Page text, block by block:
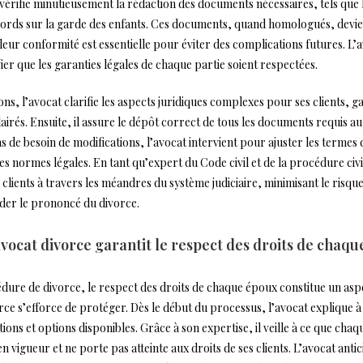
minutieusement la rédaction des documents nécessaires, tels
sur la garde des enfants. Ces documents, quand homologués,
conformité est essentielle pour éviter des complications futures.
que les garanties légales de chaque partie soient respectées.
l’avocat clarifie les aspects juridiques complexes pour ses clients,
Ensuite, il assure le dépôt correct de tous les documents requis
de besoin de modifications, l’avocat intervient pour ajuster les termes
normes légales. En tant qu’expert du Code civil et de la procédure
à travers les méandres du système judiciaire, minimisant le
le prononcé du divorce.
divorce garantit le respect des droits de
de divorce, le respect des droits de chaque époux constitue un
s’efforce de protéger. Dès le début du processus, l’avocat explique
et options disponibles. Grâce à son expertise, il veille à ce que
vigueur et ne porte pas atteinte aux droits de ses clients. L’avocat